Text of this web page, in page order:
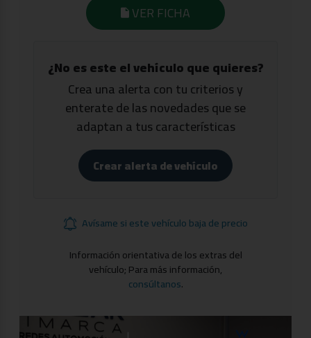
VER FICHA
¿No es este el vehículo que quieres?
Crea una alerta con tu criterios y
enterate de las novedades que se
adaptan a tus características
Crear alerta de vehículo
Avísame si este vehículo baja de precio
Información orientativa de los extras del
vehículo; Para más información,
consúltanos.